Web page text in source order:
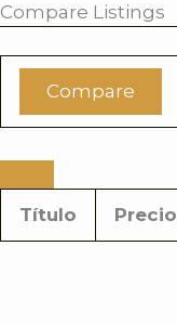
Compare Listings
Compare
Título Precio